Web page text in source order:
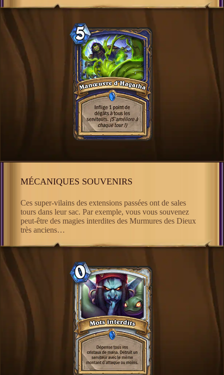
MÉCANIQUES SOUVENIRS
Ces super-vilains des extensions passées ont de sales
tours dans leur sac. Par exemple, vous vous souvenez
peut-être des magies interdites des Murmures des Dieux
très anciens…